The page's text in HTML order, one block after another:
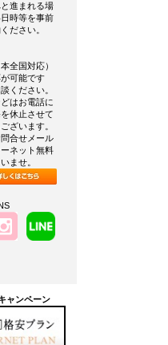
進まれる場
時等を事前
ださい。
全国対応）
可能です
ください。
はお電話に
休止させて
ざいます。
合せメール
ネット無料
ませ。
ャンペーン